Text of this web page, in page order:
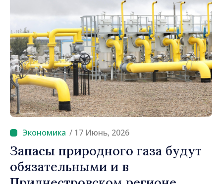
/ 17 Июнь, 2026
Запасы природного газа будут
обязательными и в